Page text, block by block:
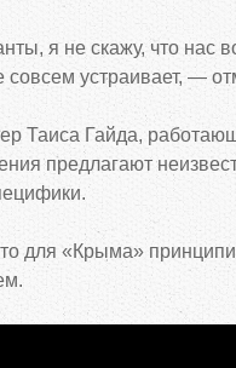
я не скажу, что нас
совсем устраивает, —
Таиса Гайда,
предлагают
для «Крыма»